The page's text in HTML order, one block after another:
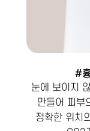
#
눈에 보이지
만들어 피부
정확한 위치